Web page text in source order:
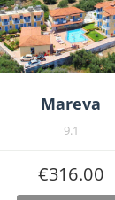
Mareva
9.1
€316.00